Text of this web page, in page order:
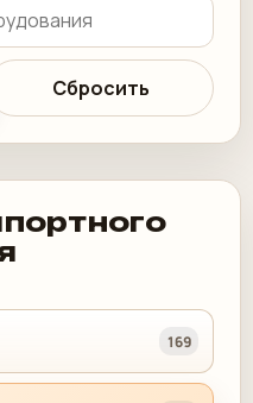
Сбросить
169